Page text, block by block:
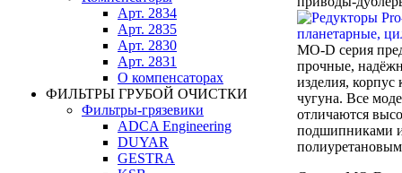
Арт. 2834
Арт. 2835
Арт. 2830
Арт. 2831
О компенсаторах
ФИЛЬТРЫ ГРУБОЙ ОЧИСТКИ
Фильтры-грязевики
ADCA Engineering
DUYAR
GESTRA
MO-D серия
прочные,
изделия,
чугуна. Все
отличаются
подшипниками